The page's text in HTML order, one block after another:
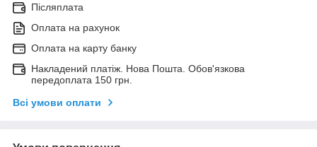
Післяплата
Оплата на рахунок
Оплата на карту банку
Накладений платіж. Нова Пошта. Обов'язкова
передоплата 150 грн.
Всі умови оплати